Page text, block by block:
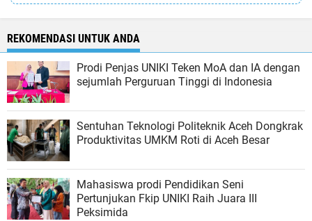
REKOMENDASI UNTUK ANDA
Prodi Penjas UNIKI Teken MoA dan IA dengan
sejumlah Perguruan Tinggi di Indonesia
Sentuhan Teknologi Politeknik Aceh Dongkrak
Produktivitas UMKM Roti di Aceh Besar
Mahasiswa prodi Pendidikan Seni
Pertunjukan Fkip UNIKI Raih Juara III
Peksimida